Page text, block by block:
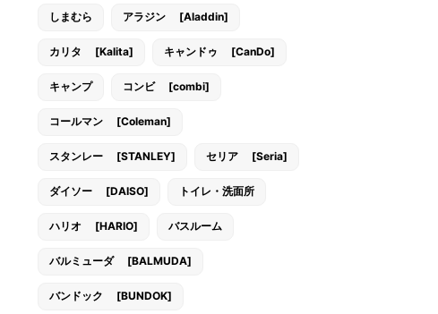
しまむら アラジン [Aladdin]
カリタ [Kalita] キャンドゥ [CanDo]
キャンプ コンビ [combi]
コールマン [Coleman]
スタンレー [STANLEY] セリア [Seria]
ダイソー [DAISO] トイレ・洗面所
ハリオ [HARIO] バスルーム
バルミューダ [BALMUDA]
バンドック [BUNDOK]